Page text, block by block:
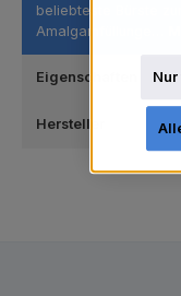
beliebteste Bürste
Amalgamfüllunge…
Eigenschaften
Hersteller